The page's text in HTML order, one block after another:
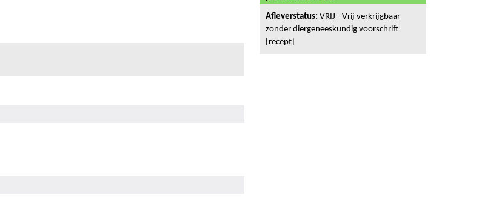
Afleverstatus: VRIJ - Vrij verkrijgbaar
zonder diergeneeskundig voorschrift
[recept]